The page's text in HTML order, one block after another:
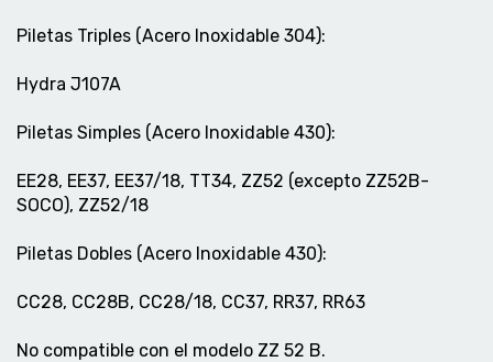
Piletas Triples (Acero Inoxidable 304):
Hydra J107A
Piletas Simples (Acero Inoxidable 430):
EE28, EE37, EE37/18, TT34, ZZ52 (excepto ZZ52B-
SOCO), ZZ52/18
Piletas Dobles (Acero Inoxidable 430):
CC28, CC28B, CC28/18, CC37, RR37, RR63
No compatible con el modelo ZZ 52 B.